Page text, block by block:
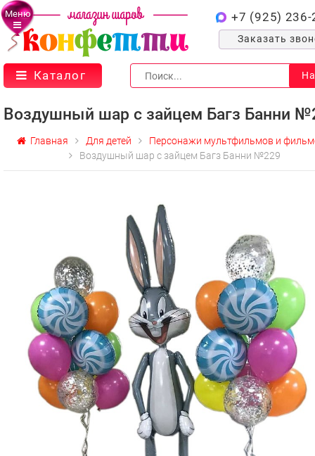
Меню +7 (925) 236-
Заказать
Каталог
Воздушный шар с зайцем Багз Банни
Главная Для детей
Персонажи мультфильмов и
Воздушный шар с зайцем Багз Банни №229